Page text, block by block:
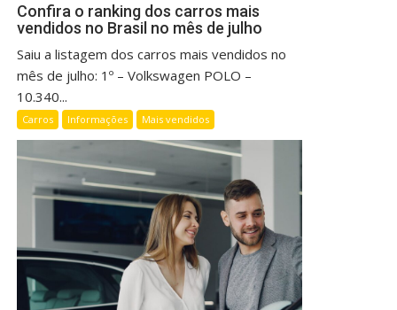
Confira o ranking dos carros mais
vendidos no Brasil no mês de julho
Saiu a listagem dos carros mais vendidos no
mês de julho: 1º – Volkswagen POLO –
10.340...
Carros Informações Mais vendidos